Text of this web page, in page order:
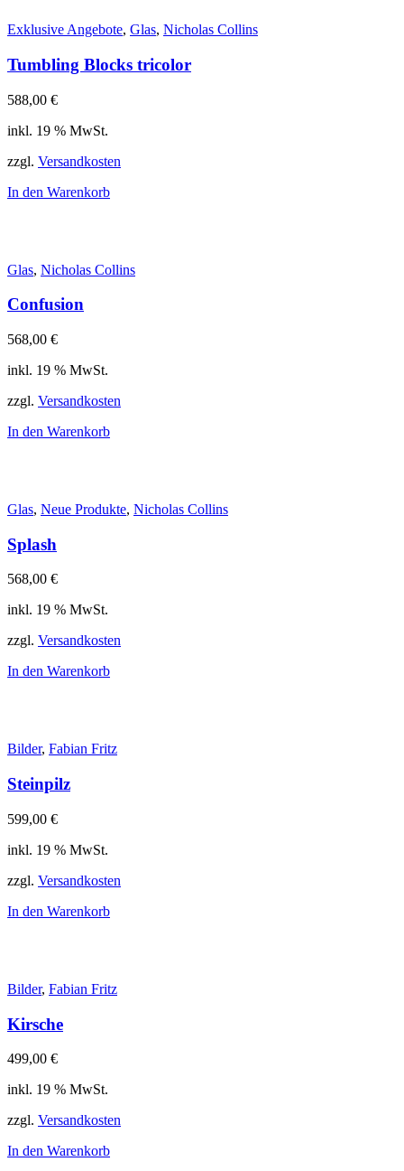
Exklusive Angebote, Glas, Nicholas Collins
Tumbling Blocks tricolor
588,00 €
inkl. 19 % MwSt.
zzgl. Versandkosten
In den Warenkorb
Glas, Nicholas Collins
Confusion
568,00 €
inkl. 19 % MwSt.
zzgl. Versandkosten
In den Warenkorb
Glas, Neue Produkte, Nicholas Collins
Splash
568,00 €
inkl. 19 % MwSt.
zzgl. Versandkosten
In den Warenkorb
Bilder, Fabian Fritz
Steinpilz
599,00 €
inkl. 19 % MwSt.
zzgl. Versandkosten
In den Warenkorb
Bilder, Fabian Fritz
Kirsche
499,00 €
inkl. 19 % MwSt.
zzgl. Versandkosten
In den Warenkorb